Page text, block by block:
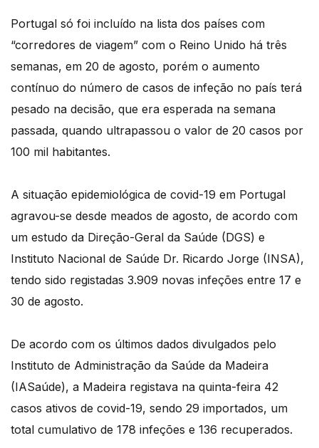
Portugal só foi incluído na lista dos países com
“corredores de viagem” com o Reino Unido há três
semanas, em 20 de agosto, porém o aumento
contínuo do número de casos de infeção no país terá
pesado na decisão, que era esperada na semana
passada, quando ultrapassou o valor de 20 casos por
100 mil habitantes.
A situação epidemiológica de covid-19 em Portugal
agravou-se desde meados de agosto, de acordo com
um estudo da Direção-Geral da Saúde (DGS) e
Instituto Nacional de Saúde Dr. Ricardo Jorge (INSA),
tendo sido registadas 3.909 novas infeções entre 17 e
30 de agosto.
De acordo com os últimos dados divulgados pelo
Instituto de Administração da Saúde da Madeira
(IASaúde), a Madeira registava na quinta-feira 42
casos ativos de covid-19, sendo 29 importados, um
total cumulativo de 178 infeções e 136 recuperados.